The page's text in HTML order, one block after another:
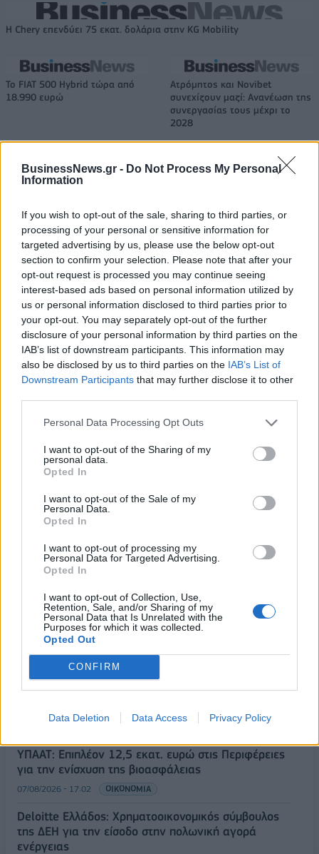
BusinessNews.gr - Do Not Process My Personal
Information
If you wish to opt-out of the sale, sharing to third parties, or
processing of your personal or sensitive information for
targeted advertising by us, please use the below opt-out
section to confirm your selection. Please note that after your
opt-out request is processed you may continue seeing
interest-based ads based on personal information utilized by
us or personal information disclosed to third parties prior to
your opt-out. You may separately opt-out of the further
disclosure of your personal information by third parties on the
IAB’s list of downstream participants. This information may
also be disclosed by us to third parties on the IAB’s List of
Downstream Participants that may further disclose it to other
Personal Data Processing Opt Outs
I want to opt-out of the Sharing of my
personal data.
Opted In
I want to opt-out of the Sale of my
Personal Data.
Opted In
I want to opt-out of processing my
Personal Data for Targeted Advertising.
Opted In
I want to opt-out of Collection, Use,
Retention, Sale, and/or Sharing of my
Personal Data that Is Unrelated with the
Purposes for which it was collected.
Opted Out
CONFIRM
Data Deletion Data Access Privacy Policy
Η Chery επενδύει 75 εκατ. δολάρια στην KG Mobility
Το FIAT 500 Hybrid τώρα από
18.990 ευρώ
Ατρόμητος και Novibet
συνεχίζουν μαζί: Ανανέωση της
συνεργασίας τους μέχρι το
2028
18η συνεχόμενη χρονιά για τον ΟΤΕ στη διεθνή σειρά δεικτών
Alpha Bank: Για πρώτη φορά το Αρχαίο Θέατρο Επιδαύρου άνοιξε τις
πύλες του σε όλους
ΠΕΡΙΣΣΌΤΕΡΑ ΣΕ ΑΥΤΉ ΤΗΝ ΚΑΤΗΓΟΡΊΑ
Αθώος ο Ανδρέας Γ.
Κουρής για τις οφειλές
του Alter στο ΙΚΑ
12/02/2014 - 02:00
Συνεργασία CIVITAS με
Piaggio Hellas
ΡΟΗ ΕΙΔΗΣΕΩΝ
ΥΠΑΑΤ: Επιπλέον 12,5 εκατ. ευρώ στις Περιφέρειες
για την ενίσχυση της βιοασφάλειας
07/08/2026 - 17:02 ΟΙΚΟΝΟΜΙΑ
Deloitte Ελλάδος: Χρηματοοικονομικός σύμβουλος
της ΔΕΗ για την είσοδο στην πολωνική αγορά
ενέργειας